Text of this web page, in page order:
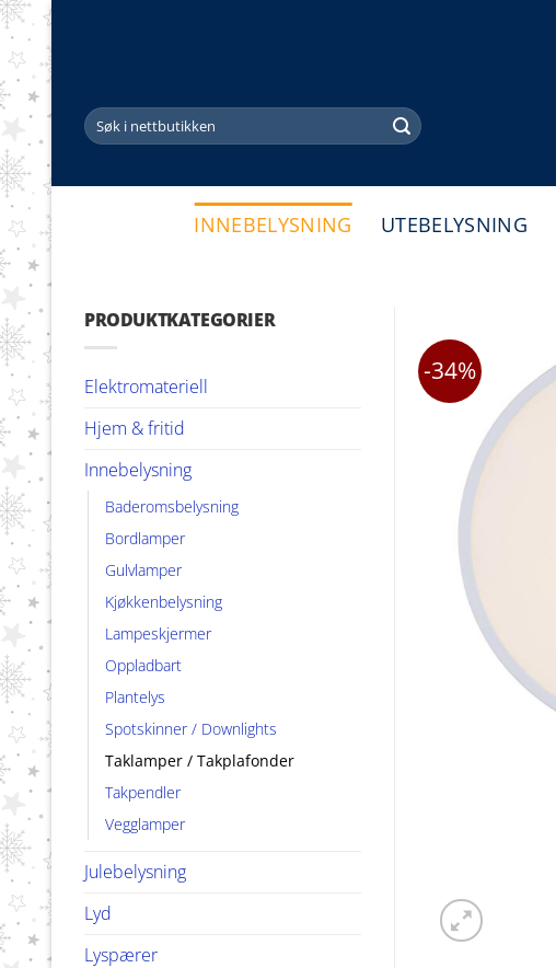
Skip
content
Søk
etter:
INNEBELYSNING UTEBELYSNING
PRODUKTKATEGORIER
Elektromateriell
Hjem & fritid
Innebelysning
Baderomsbelysning
Bordlamper
Gulvlamper
Kjøkkenbelysning
Lampeskjermer
Oppladbart
Plantelys
Spotskinner / Downlights
Taklamper / Takplafonder
Takpendler
Vegglamper
Julebelysning
Lyd
Lyspærer
-34%